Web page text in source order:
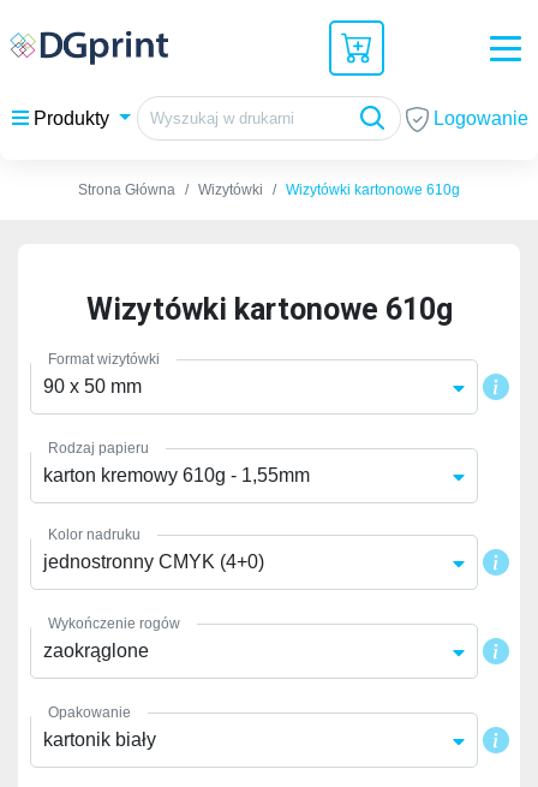
Produkty Logowanie
Strona Główna Wizytówki Wizytówki kartonowe 610g
Wizytówki kartonowe 610g
Format wizytówki
90 x 50 mm
Rodzaj papieru
karton kremowy 610g - 1,55mm
Kolor nadruku
jednostronny CMYK (4+0)
Wykończenie rogów
zaokrąglone
Opakowanie
kartonik biały